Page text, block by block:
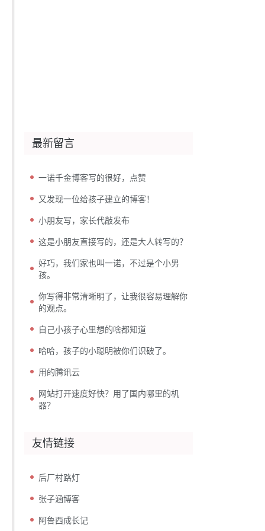
最新留言
一诺千金博客写的很好，点赞
又发现一位给孩子建立的博客！
小朋友写，家长代敲发布
这是小朋友直接写的，还是大人转写的？
好巧，我们家也叫一诺，不过是个小男
孩。
你写得非常清晰明了，让我很容易理解你
的观点。
自己小孩子心里想的啥都知道
哈哈，孩子的小聪明被你们识破了。
用的腾讯云
网站打开速度好快？用了国内哪里的机
器？
友情链接
后厂村路灯
张子涵博客
阿鲁西成长记